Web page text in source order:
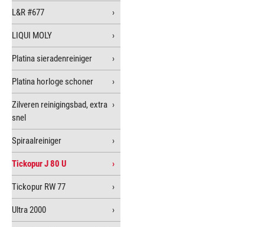
L&R #677
LIQUI MOLY
Platina sieradenreiniger
Platina horloge schoner
Zilveren reinigingsbad, extra
snel
Spiraalreiniger
Tickopur J 80 U
Tickopur RW 77
Ultra 2000